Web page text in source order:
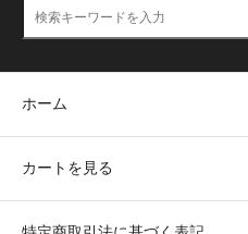
ホーム
カートを見る